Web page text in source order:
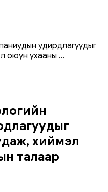
удирдлагуудыг
оюун ухааны ...
хиймэл
талаар